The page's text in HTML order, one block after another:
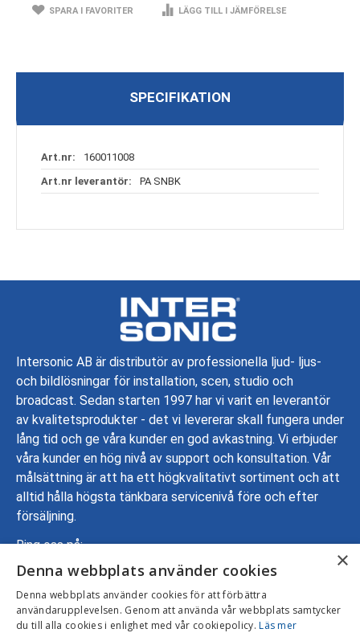
SPARA I FAVORITER LÄGG TILL I JÄMFÖRELSE
SPECIFIKATION
Specifikation160011008
PA SNBK
Intersonic AB är distributör av professionella ljud- ljus-
och bildlösningar för installation, scen, studio och
broadcast. Sedan starten 1997 har vi varit en leverantör
av kvalitetsprodukter - det vi levererar skall fungera under
lång tid och ge våra kunder en god avkastning. Vi erbjuder
våra kunder en hög nivå av support och konsultation. Vår
målsättning är att ha ett högkvalitativt sortiment och att
alltid hålla högsta tänkbara servicenivå före och efter
försäljning.
Ring oss på:
08-799 70 00
Adress: Gustavslundsvägen 137, 167 51 Bromma
Mejla oss:info@intersonic.se
×
Denna webbplats använder cookies
Denna webbplats använder cookies för att förbättra
användarupplevelsen. Genom att använda vår webbplats samtycker
du till alla cookies i enlighet med vår cookiepolicy.Läs mer